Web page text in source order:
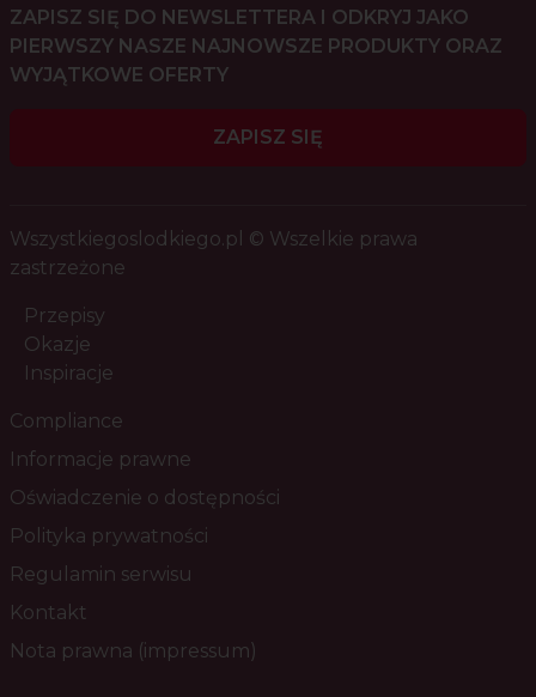
ZAPISZ SIĘ DO NEWSLETTERA I ODKRYJ JAKO
PIERWSZY NASZE NAJNOWSZE PRODUKTY ORAZ
WYJĄTKOWE OFERTY
ZAPISZ SIĘ
Wszystkiegoslodkiego.pl © Wszelkie prawa
zastrzeżone
Przepisy
Okazje
Inspiracje
Compliance
Informacje prawne
Oświadczenie o dostępności
Polityka prywatności
Regulamin serwisu
Kontakt
Nota prawna (impressum)